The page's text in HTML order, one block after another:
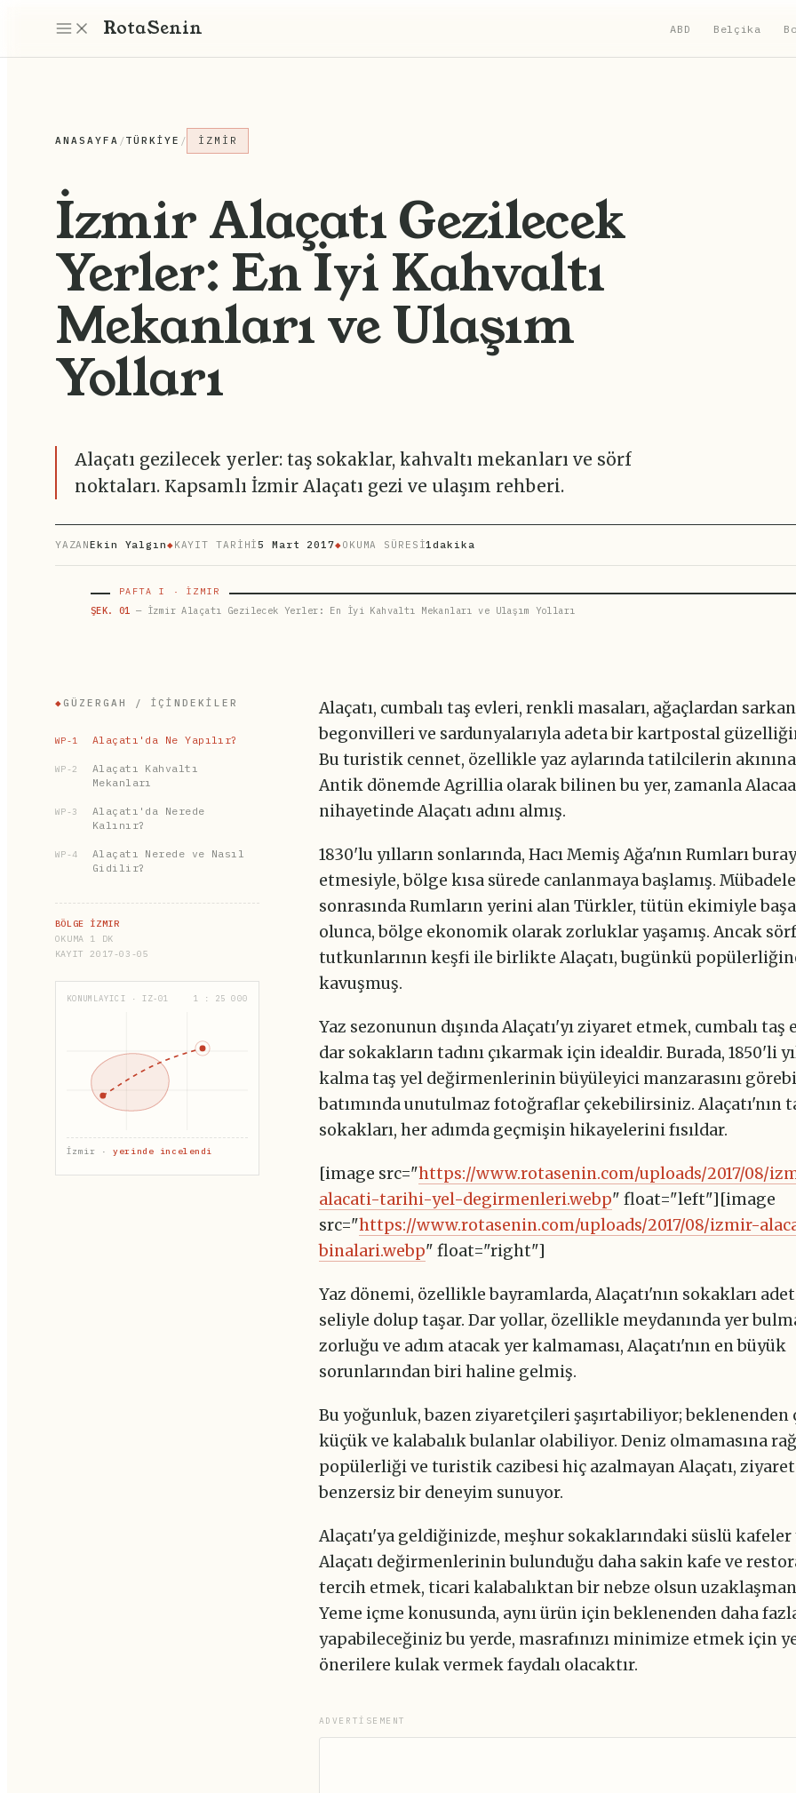
RotaSenin ABD Belçika
ANASAYFA /TÜRKIYE / İZMIR
İzmir Alaçatı Gezilecek
Yerler: En İyi Kahvaltı
Mekanları ve Ulaşım
Yolları
Alaçatı gezilecek yerler: taş sokaklar, kahvaltı mekanları ve sörf
noktaları. Kapsamlı İzmir Alaçatı gezi ve ulaşım rehberi.
YAZANEkin Yalgın◆KAYIT TARİHİ5 Mart 2017◆OKUMA SÜRESİ1dakika
PAFTA I · İZMIR
ŞEK. 01 — İzmir Alaçatı Gezilecek Yerler: En İyi Kahvaltı Mekanları ve Ulaşım Yolları
◆ GÜZERGAH / İÇINDEKILER
WP-1 Alaçatı'da Ne Yapılır?
WP-2
Alaçatı Kahvaltı
Mekanları
WP-3
Alaçatı'da Nerede
Kalınır?
WP-4
Alaçatı Nerede ve Nasıl
Gidilir?
BÖLGE İZMIR
OKUMA 1 DK
KAYIT 2017-03-05
KONUMLAYICI · IZ-01 1 : 25 000
İzmir ·yerinde incelendi
Alaçatı, cumbalı taş evleri, renkli masaları, ağaçlardan sarkan
begonvilleri ve sardunyalarıyla adeta bir kartpostal
Bu turistik cennet, özellikle yaz aylarında tatilcilerin
Antik dönemde Agrillia olarak bilinen bu yer, zamanla
nihayetinde Alaçatı adını almış.
1830'lu yılların sonlarında, Hacı Memiş Ağa'nın Rumları
etmesiyle, bölge kısa sürede canlanmaya başlamış. Mübadele
sonrasında Rumların yerini alan Türkler, tütün ekimiyle
olunca, bölge ekonomik olarak zorluklar yaşamış. Ancak sörf
tutkunlarının keşfi ile birlikte Alaçatı, bugünkü
kavuşmuş.
Yaz sezonunun dışında Alaçatı'yı ziyaret etmek, cumbalı taş
dar sokakların tadını çıkarmak için idealdir. Burada, 1850'li
kalma taş yel değirmenlerinin büyüleyici manzarasını
batımında unutulmaz fotoğraflar çekebilirsiniz. Alaçatı'nın
sokakları, her adımda geçmişin hikayelerini fısıldar.
[image src="https://www.rotasenin.com/uploads/2017/08/
alacati-tarihi-yel-degirmenleri.webp" float="left"][image
src="https://www.rotasenin.com/uploads/2017/08/izmir-
binalari.webp" float="right"]
Yaz dönemi, özellikle bayramlarda, Alaçatı'nın sokakları
seliyle dolup taşar. Dar yollar, özellikle meydanında yer
zorluğu ve adım atacak yer kalmaması, Alaçatı'nın en büyük
sorunlarından biri haline gelmiş.
Bu yoğunluk, bazen ziyaretçileri şaşırtabiliyor; beklenenden
küçük ve kalabalık bulanlar olabiliyor. Deniz olmamasına
popülerliği ve turistik cazibesi hiç azalmayan Alaçatı,
benzersiz bir deneyim sunuyor.
Alaçatı'ya geldiğinizde, meşhur sokaklarındaki süslü kafeler
Alaçatı değirmenlerinin bulunduğu daha sakin kafe ve
tercih etmek, ticari kalabalıktan bir nebze olsun
Yeme içme konusunda, aynı ürün için beklenenden daha
yapabileceğiniz bu yerde, masrafınızı minimize etmek için
önerilere kulak vermek faydalı olacaktır.
ADVERTISEMENT